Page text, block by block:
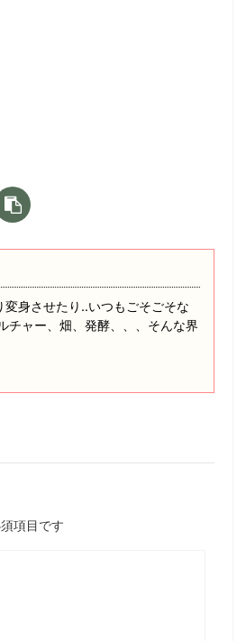
身させたり‥いつもごそごそな
チャー、畑、発酵、、、そんな界
項目です